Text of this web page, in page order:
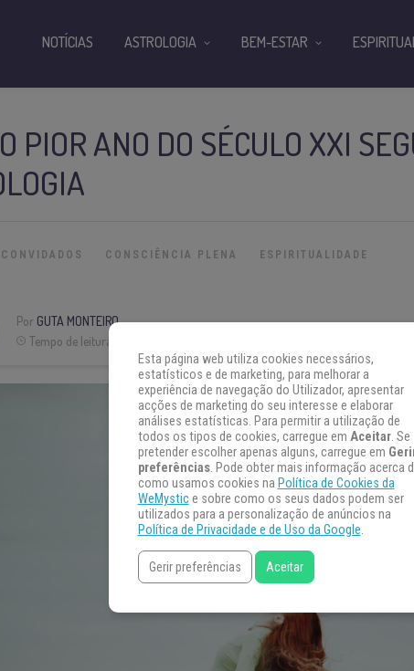
PIOR ANO DO SÉCULO XXI
CONSCIÊNCIA PLENA ESPIRITUALIDADE
Por GUTA MONTEIRO
Tempo de leitura:
NOTÍCIAS ASTROLOGIA BEM-ESTAR
Esta página web utiliza cookies necessários,
estatísticos e de marketing, para melhorar a
experiência de navegação do Utilizador, apresentar
acções de marketing do seu interesse e elaborar
análises estatísticas. Para permitir a utilização de
todos os tipos de cookies, carregue em Aceitar. Se
pretender escolher apenas alguns, carregue em
preferências. Pode obter mais informação acerca
como usamos cookies na Política de Cookies da
WeMystice sobre como os seus dados podem ser
utilizados para a personalização de anúncios na
Política de Privacidade e de Uso da Google.
Gerir preferências Aceitar